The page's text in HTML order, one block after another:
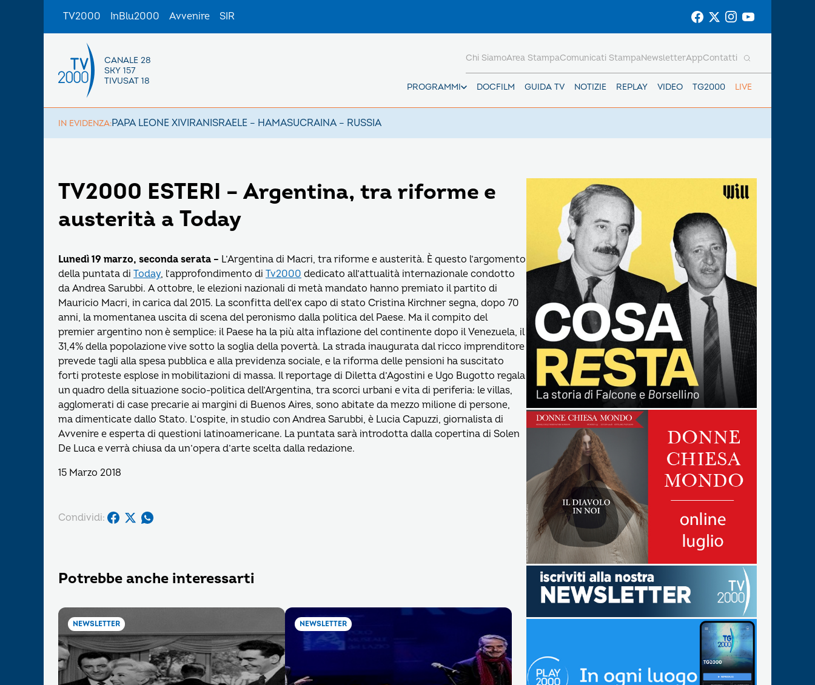
TV2000 InBlu2000 Avvenire SIR
CANALE 28
SKY 157
TIVUSAT 18
PROGRAMMI DOCFILM GUIDA TV NOTIZIE REPLAY VIDEO TG2000 LIVE
Chi SiamoArea StampaComunicati StampaNewsletterAppContatti
IN EVIDENZA:PAPA LEONE XIVIRANISRAELE – HAMASUCRAINA – RUSSIA
TV2000 ESTERI – Argentina, tra riforme e
austerità a Today
Lunedì 19 marzo, seconda serata – L’Argentina di Macri, tra riforme e austerità. È questo l’argomento
della puntata di Today, l’approfondimento di Tv2000 dedicato all’attualità internazionale condotto
da Andrea Sarubbi. A ottobre, le elezioni nazionali di metà mandato hanno premiato il partito di
Mauricio Macri, in carica dal 2015. La sconfitta dell’ex capo di stato Cristina Kirchner segna, dopo 70
anni, la momentanea uscita di scena del peronismo dalla politica del Paese. Ma il compito del
premier argentino non è semplice: il Paese ha la più alta inflazione del continente dopo il Venezuela, il
31,4% della popolazione vive sotto la soglia della povertà. La strada inaugurata dal ricco imprenditore
prevede tagli alla spesa pubblica e alla previdenza sociale, e la riforma delle pensioni ha suscitato
forti proteste esplose in mobilitazioni di massa. Il reportage di Diletta d’Agostini e Ugo Bugotto regala
un quadro della situazione socio-politica dell’Argentina, tra scorci urbani e vita di periferia: le villas,
agglomerati di case precarie ai margini di Buenos Aires, sono abitate da mezzo milione di persone,
ma dimenticate dallo Stato. L’ospite, in studio con Andrea Sarubbi, è Lucia Capuzzi, giornalista di
Avvenire e esperta di questioni latinoamericane. La puntata sarà introdotta dalla copertina di Solen
De Luca e verrà chiusa da un’opera d’arte scelta dalla redazione.
15 Marzo 2018
Condividi:
Potrebbe anche interessarti
NEWSLETTER NEWSLETTER